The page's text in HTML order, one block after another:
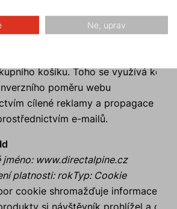
cookie shromažďuje informace o
košíku. Toho se využívá ke
poměru webu
cílené reklamy a propagace
e-mailů.
jméno: www.directalpine.cz
platnosti: rokTyp: Cookie
cookie shromažďuje informace o
si návštěvník prohlížel a o
Ne, uprav